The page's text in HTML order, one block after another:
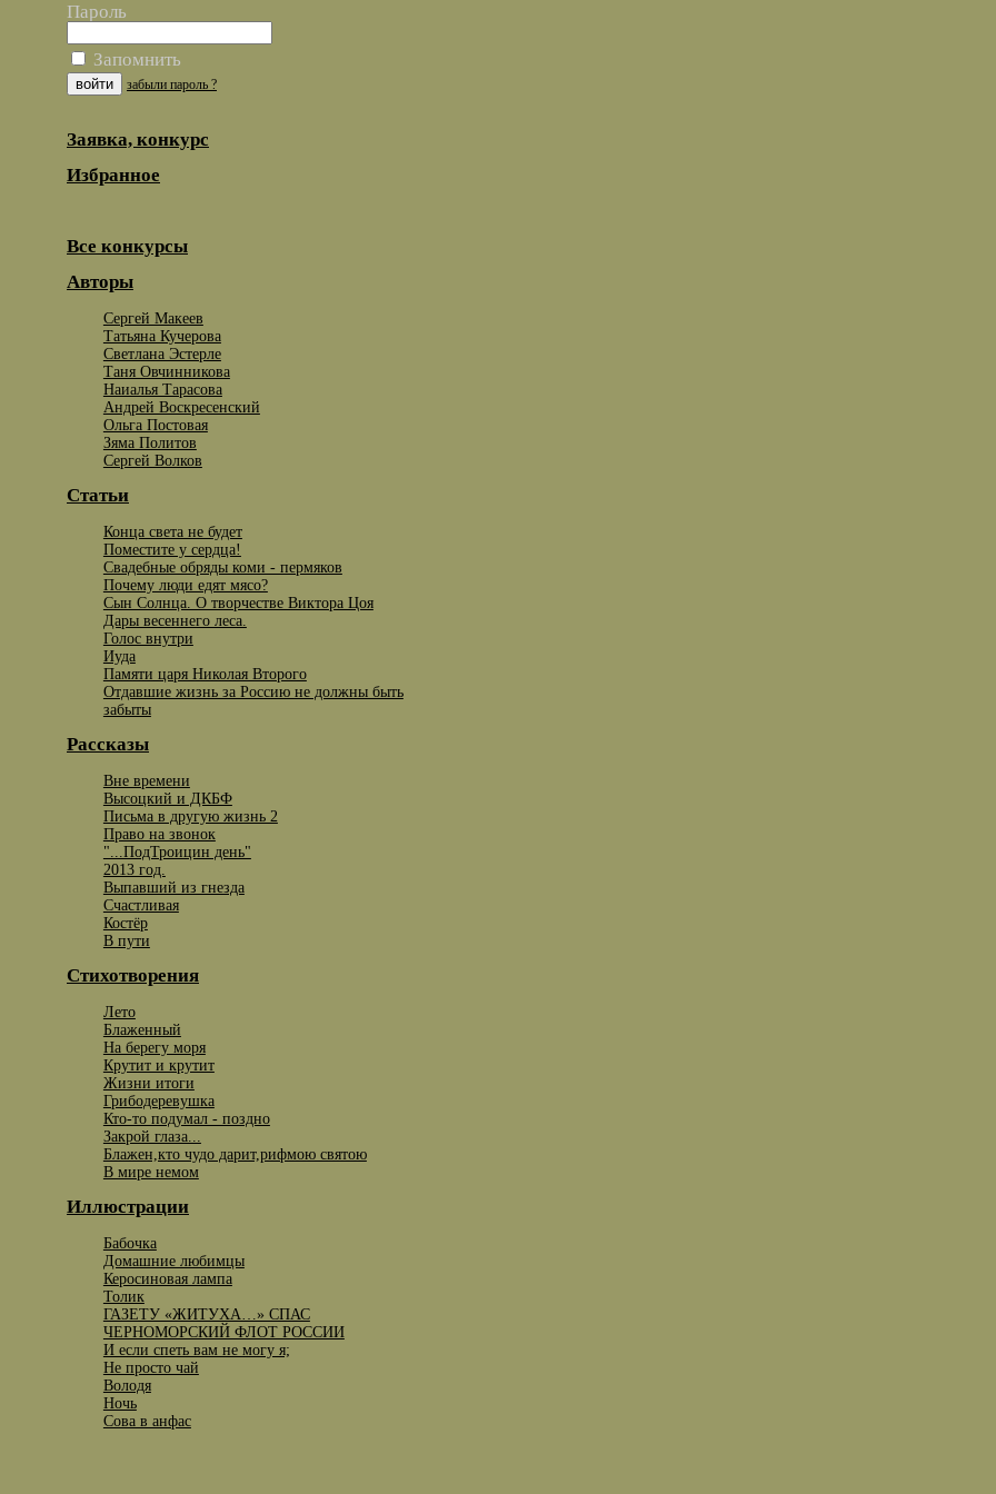
Пароль
Запомнить
забыли пароль ?
Заявка, конкурс
Избранное
Все конкурсы
Авторы
Сергей Макеев
Татьяна Кучерова
Светлана Эстерле
Таня Овчинникова
Наиалья Тарасова
Андрей Воскресенский
Ольга Постовая
Зяма Политов
Сергей Волков
Статьи
Конца света не будет
Поместите у сердца!
Свадебные обряды коми - пермяков
Почему люди едят мясо?
Сын Солнца. О творчестве Виктора Цоя
Дары весеннего леса.
Голос внутри
Иуда
Памяти царя Николая Второго
Отдавшие жизнь за Россию не должны быть
забыты
Рассказы
Вне времени
Высоцкий и ДКБФ
Письма в другую жизнь 2
Право на звонок
"...ПодТроицин день"
2013 год.
Выпавший из гнезда
Счастливая
Костёр
В пути
Стихотворения
Лето
Блаженный
На берегу моря
Крутит и крутит
Жизни итоги
Грибодеревушка
Кто-то подумал - поздно
Закрой глаза...
Блажен,кто чудо дарит,рифмою святою
В мире немом
Иллюстрации
Бабочка
Домашние любимцы
Керосиновая лампа
Толик
ГАЗЕТУ «ЖИТУХА…» СПАС
ЧЕРНОМОРСКИЙ ФЛОТ РОССИИ
И если спеть вам не могу я;
Не просто чай
Володя
Ночь
Сова в анфас